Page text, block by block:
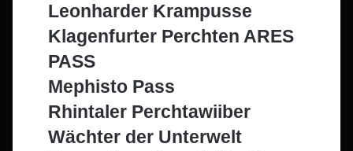
Leonharder Krampusse
Klagenfurter Perchten ARES
PASS
Mephisto Pass
Rhintaler Perchtawiiber
Wächter der Unterwelt